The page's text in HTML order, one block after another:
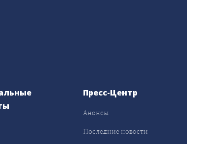
Пресс-Центр
Анонсы
Последние новости